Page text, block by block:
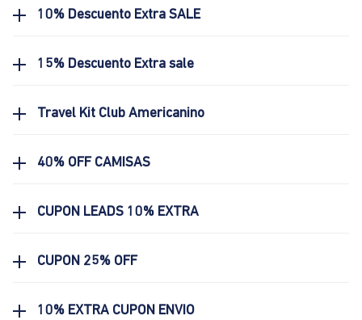
10% Descuento Extra SALE
15% Descuento Extra sale
Travel Kit Club Americanino
40% OFF CAMISAS
CUPON LEADS 10% EXTRA
CUPON 25% OFF
10% EXTRA CUPON ENVIO